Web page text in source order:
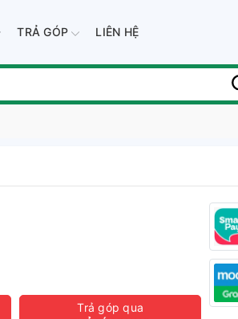
TRẢ GÓP LIÊN HỆ
Trả góp qua